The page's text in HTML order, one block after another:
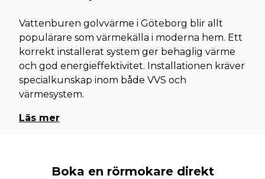
Vattenburen golvvärme i Göteborg blir allt
populärare som värmekälla i moderna hem. Ett
korrekt installerat system ger behaglig värme
och god energieffektivitet. Installationen kräver
specialkunskap inom både VVS och
värmesystem.
Läs mer
Boka en rörmokare direkt